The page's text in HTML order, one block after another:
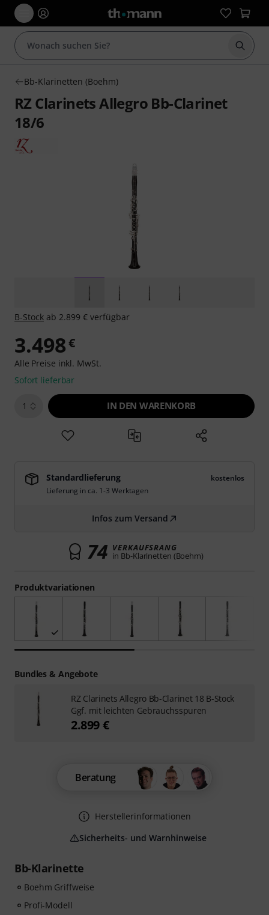
Suche
Bb-Klarinetten (Boehm)
RZ Clarinets Allegro Bb-Clarinet
18/6
Bb-Klarinette
Boehm Griffweise
Profi-Modell
Produktvariationen
B-Stock ab 2.899 € verfügbar
3.498€
Alle Preise inkl. MwSt.
Sofort lieferbar
1 IN DEN WARENKORB
Standardlieferung
kostenlos
Lieferung in ca. 1-3 Werktagen
Infos zum Versand
74 VERKAUFSRANG
in Bb-Klarinetten (Boehm)
Beratung
Herstellerinformationen
Sicherheits- und Warnhinweise
Bundles & Angebote
RZ Clarinets Allegro Bb-Clarinet 18 B-Stock
Ggf. mit leichten Gebrauchsspuren
2.899 €